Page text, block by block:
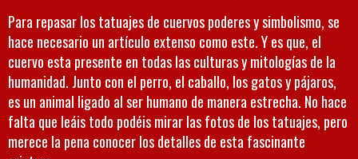
Para repasar los tatuajes de cuervos poderes y simbolismo, se
hace necesario un artículo extenso como este. Y es que, el
cuervo esta presente en todas las culturas y mitologías de la
humanidad. Junto con el perro, el caballo, los gatos y pájaros,
es un animal ligado al ser humano de manera estrecha. No hace
falta que leáis todo podéis mirar las fotos de los tatuajes, pero
merece la pena conocer los detalles de esta fascinante